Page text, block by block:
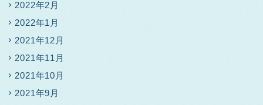
2022年2月
2022年1月
2021年12月
2021年11月
2021年10月
2021年9月